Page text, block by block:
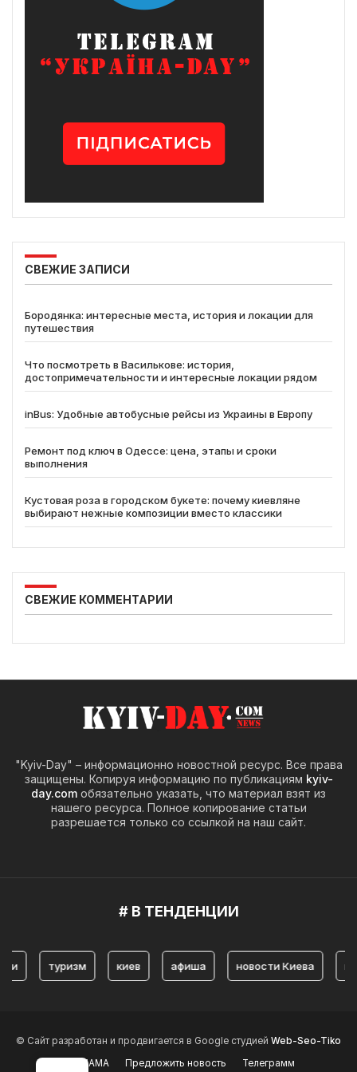
СВЕЖИЕ ЗАПИСИ
Бородянка: интересные места, история и локации для
путешествия
Что посмотреть в Василькове: история,
достопримечательности и интересные локации рядом
inBus: Удобные автобусные рейсы из Украины в Европу
Ремонт под ключ в Одессе: цена, этапы и сроки
выполнения
Кустовая роза в городском букете: почему киевляне
выбирают нежные композиции вместо классики
СВЕЖИЕ КОММЕНТАРИИ
"Kyiv-Day" – информационно новостной ресурс. Все права
защищены. Копируя информацию по публикациям kyiv-
day.com обязательно указать, что материал взят из
нашего ресурса. Полное копирование статьи
разрешается только со ссылкой на наш сайт.
# В ТЕНДЕНЦИИ
туризм киев афиша новости Киева
© Сайт разработан и продвигается в Google студией Web-Seo-Tiko
РЕКЛАМА
Предложить новость
Телеграмм